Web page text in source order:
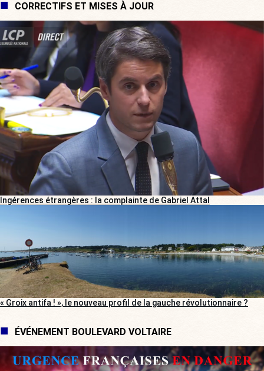
CORRECTIFS ET MISES À JOUR
Ingérences étrangères : la complainte de Gabriel Attal
« Groix antifa ! », le nouveau profil de la gauche révolutionnaire ?
ÉVÉNEMENT BOULEVARD VOLTAIRE